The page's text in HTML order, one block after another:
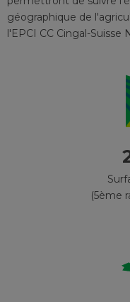
géographique de
l'EPCI CC Cingal-Suisse
(5ème